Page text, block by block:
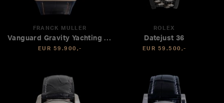
FRANCK MULLER
Vanguard Gravity Yachting Tourbillon
EUR 59.900,-
ROLEX
Datejust 36
EUR 59.500,-